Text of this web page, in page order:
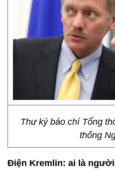
Thư ký báo chí Tổng
thống
Điện Kremlin: ai là